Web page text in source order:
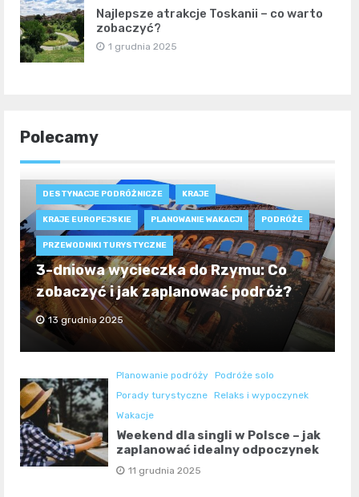
Najlepsze atrakcje Toskanii – co warto
zobaczyć?
1 grudnia 2025
Polecamy
DESTYNACJE PODRÓŻNICZE KRAJE
KRAJE EUROPEJSKIE PLANOWANIE WAKACJI PODRÓŻE
PRZEWODNIKI TURYSTYCZNE
3-dniowa wycieczka do Rzymu: Co
zobaczyć i jak zaplanować podróż?
13 grudnia 2025
Planowanie podróży Podróże solo
Porady turystyczne Relaks i wypoczynek
Wakacje
Weekend dla singli w Polsce – jak
zaplanować idealny odpoczynek
11 grudnia 2025